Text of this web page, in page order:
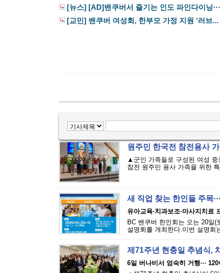
[뉴스] [AD]밴쿠버서 즐기는 인도 파인다이닝
[교민] 밴쿠버 여성회, 한부모 가정 지원 ‘러브...
원주민 한국전 참전용사
▲군인 가족들로 구성된 여성 중
참전 원주민 용사 가족을 위한
새 직업 찾는 한인들 주목
유아교육·치과보조·마사지치료
BC 밴쿠버 한인회는 오는 20일(
설명회를 개최한다.이번 설명회
제71주년 현충일 추념식,
6일 버나비서 엄숙히 거행···